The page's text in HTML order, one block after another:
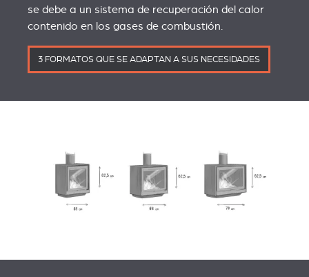
se debe a un sistema de recuperación del calor
contenido en los gases de combustión.
3 FORMATOS QUE SE ADAPTAN A SUS NECESIDADES